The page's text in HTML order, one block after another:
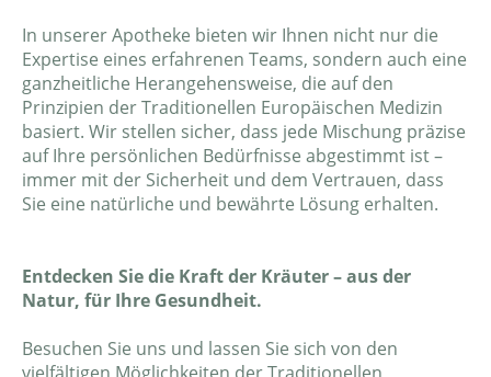
In unserer Apotheke bieten wir Ihnen nicht nur die
Expertise eines erfahrenen Teams, sondern auch eine
ganzheitliche Herangehensweise, die auf den
Prinzipien der Traditionellen Europäischen Medizin
basiert. Wir stellen sicher, dass jede Mischung präzise
auf Ihre persönlichen Bedürfnisse abgestimmt ist –
immer mit der Sicherheit und dem Vertrauen, dass
Sie eine natürliche und bewährte Lösung erhalten.
Entdecken Sie die Kraft der Kräuter – aus der
Natur, für Ihre Gesundheit.
Besuchen Sie uns und lassen Sie sich von den
vielfältigen Möglichkeiten der Traditionellen